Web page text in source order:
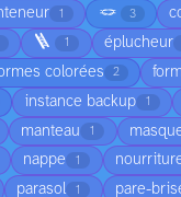
1 🪢 3
🪜 1 éplucheur
colorées 2
instance backup 1
manteau 1
nappe 1
parasol 1 pare-